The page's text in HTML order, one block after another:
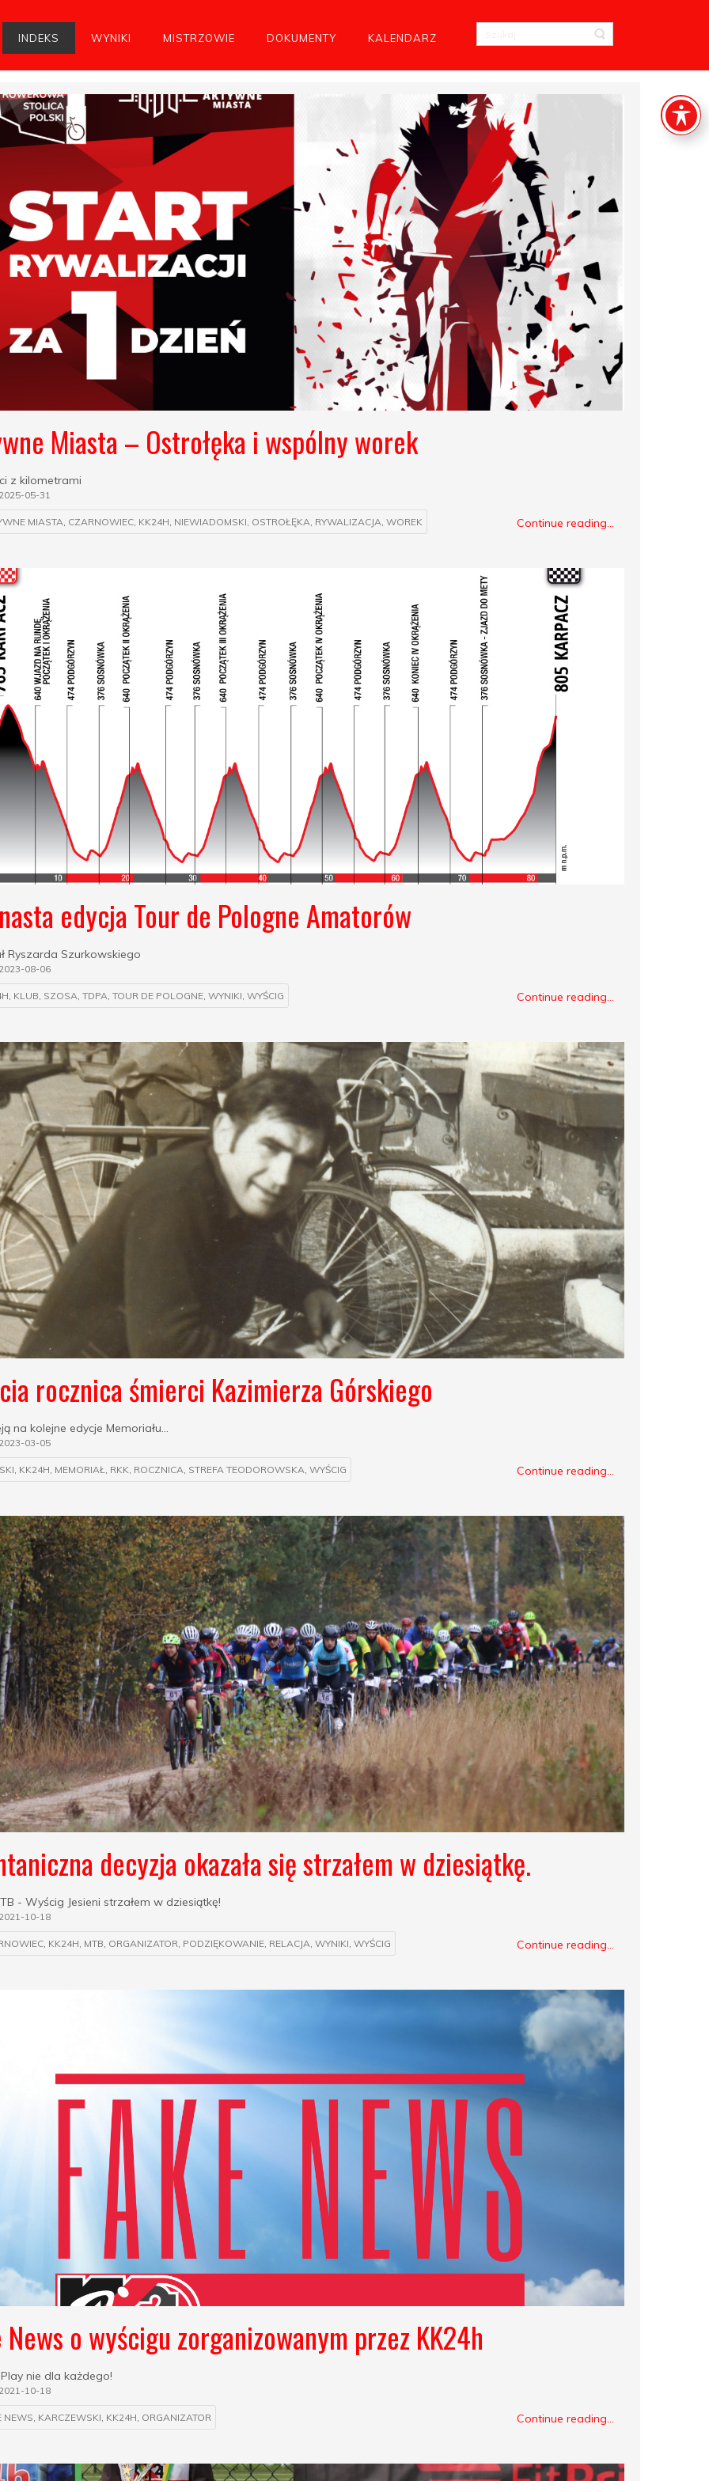
INDEKS WYNIKI MISTRZOWIE DOKUMENTY KALENDARZ
Miasta – Ostrołęka i wspólny worek
z kilometrami
05-31
MIASTA, CZARNOWIEC, KK24H, NIEWIADOMSKI, OSTROŁĘKA, RYWALIZACJA, WOREK Continue reading...
edycja Tour de Pologne Amatorów
Ryszarda Szurkowskiego
08-06
, KLUB, SZOSA, TDPA, TOUR DE POLOGNE, WYNIKI, WYŚCIG Continue reading...
rocznica śmierci Kazimierza Górskiego
na kolejne edycje Memoriału...
03-05
, KK24H, MEMORIAŁ, RKK, ROCZNICA, STREFA TEODOROWSKA, WYŚCIG Continue reading...
decyzja okazała się strzałem w dziesiątkę.
- Wyścig Jesieni strzałem w dziesiątkę!
10-18
, KK24H, MTB, ORGANIZATOR, PODZIĘKOWANIE, RELACJA, WYNIKI, WYŚCIG Continue reading...
News o wyścigu zorganizowanym przez KK24h
nie dla każdego!
10-18
NEWS, KARCZEWSKI, KK24H, ORGANIZATOR Continue reading...